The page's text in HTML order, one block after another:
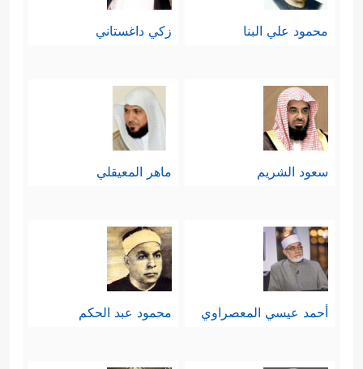
محمود علي البنا زكي داغستاني
سعود الشريم ماهر المعيقلي
أحمد عيسي المعصراوي محمود عبد الحكم